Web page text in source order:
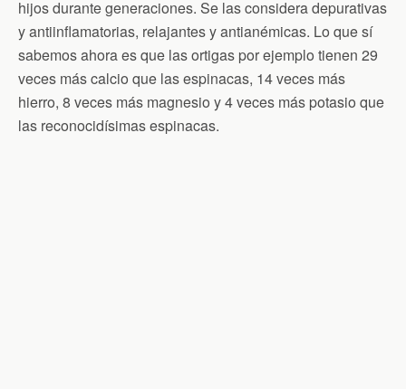
hijos durante generaciones. Se las considera depurativas
y antiinflamatorias, relajantes y antianémicas. Lo que sí
sabemos ahora es que las ortigas por ejemplo tienen 29
veces más calcio que las espinacas, 14 veces más
hierro, 8 veces más magnesio y 4 veces más potasio que
las reconocidísimas espinacas.